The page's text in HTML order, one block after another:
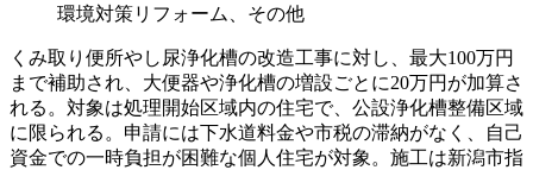
環境対策リフォーム、その他
くみ取り便所やし尿浄化槽の改造工事に対し、最大100万円
まで補助され、大便器や浄化槽の増設ごとに20万円が加算さ
れる。対象は処理開始区域内の住宅で、公設浄化槽整備区域
に限られる。申請には下水道料金や市税の滞納がなく、自己
資金での一時負担が困難な個人住宅が対象。施工は新潟市指